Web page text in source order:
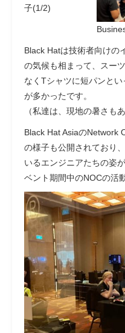
子(1/2)
Black Hatは技術者向けの
の気候も相まって、スー
なくTシャツに短パンと
が多かったです。
（私達は、現地の暑さも
Black Hat AsiaのNetwork
の様子も公開されており
いるエンジニアたちの姿
ベント期間中のNOCの活